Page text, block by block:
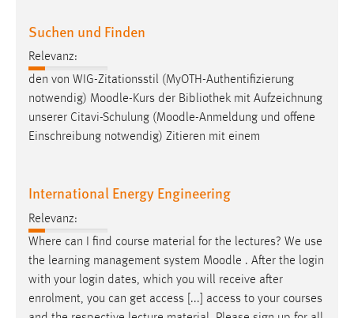
Suchen und Finden
Relevanz:
den von WIG-Zitationsstil (MyOTH-Authentifizierung
notwendig) Moodle-Kurs der Bibliothek mit Aufzeichnung
unserer Citavi-Schulung (Moodle-Anmeldung und offene
Einschreibung notwendig) Zitieren mit einem
International Energy Engineering
Relevanz:
Where can I find course material for the lectures? ​​​​​​​We use
the learning management system Moodle . After the login
with your login dates, which you will receive after
enrolment, you can get access [...] access to your courses
MARKETING
Marketing Cookies werden von Drittanbietern
verwendet, um personalisierte Werbung anzuzeigen.
Sie tun dies, indem sie Besucher über Websites
Google Ads
Name:
_gcl_au
Anbieter:
Google Ireland Limited